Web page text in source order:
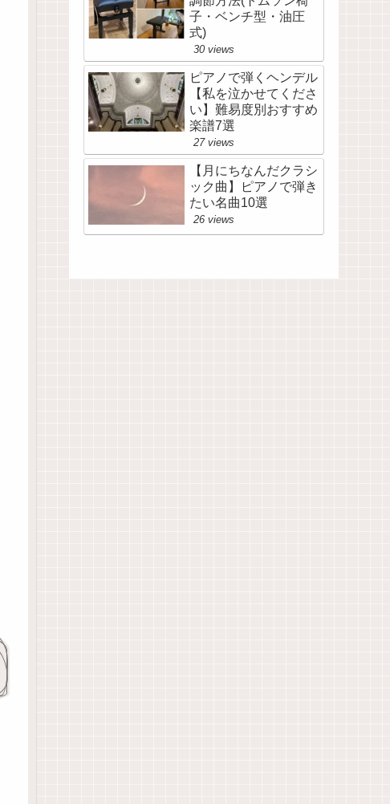
子・ベンチ型・油圧
式)
30 views
ピアノで弾くヘンデル
【私を泣かせてくださ
い】難易度別おすすめ
楽譜7選
27 views
【月にちなんだクラシ
ック曲】ピアノで弾き
たい名曲10選
26 views